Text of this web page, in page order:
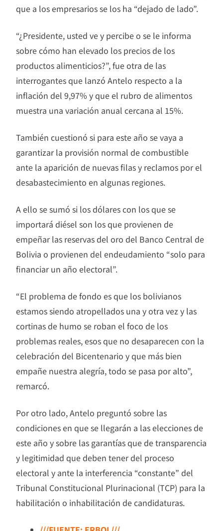
que a los empresarios se los ha “dejado de lado”.
“¿Presidente, usted ve y percibe o se le informa
sobre cómo han elevado los precios de los
productos alimenticios?”, fue otra de las
interrogantes que lanzó Antelo respecto a la
inflación del 9,97% y que el rubro de alimentos
muestra una variación anual cercana al 15%.
También cuestionó si para este año se vaya a
garantizar la provisión normal de combustible
ante la aparición de nuevas filas y reclamos por el
desabastecimiento en algunas regiones.
A ello se sumó si los dólares con los que se
importará diésel son los que provienen de
empeñar las reservas del oro del Banco Central de
Bolivia o provienen del endeudamiento “solo para
financiar un año electoral”.
“El problema de fondo es que los bolivianos
estamos siendo atropellados una y otra vez y las
cortinas de humo se roban el foco de los
problemas reales, esos que no desaparecen con la
celebración del Bicentenario y que más bien
empañe nuestra alegría, todo se pasa por alto”,
remarcó.
Por otro lado, Antelo preguntó sobre las
condiciones en que se llegarán a las elecciones de
este año y sobre las garantías que de transparencia
y legitimidad que deben tener del proceso
electoral y ante la interferencia “constante” del
Tribunal Constitucional Plurinacional (TCP) para la
habilitación o inhabilitación de candidaturas.